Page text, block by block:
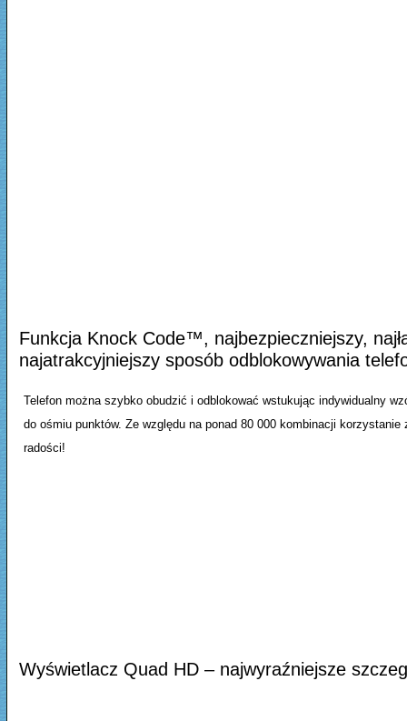
Funkcja Knock Code™, najbezpieczniejszy,
najatrakcyjniejszy sposób odblokowywania
Telefon można szybko obudzić i odblokować wstukując indywidualny
do ośmiu punktów. Ze względu na ponad 80 000 kombinacji
radości!
Wyświetlacz Quad HD – najwyraźniejsze